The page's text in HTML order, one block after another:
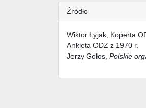
Źródło
Wiktor Łyjak, Koperta
Ankieta ODZ z 1970 r.
Jerzy Gołos, Polskie